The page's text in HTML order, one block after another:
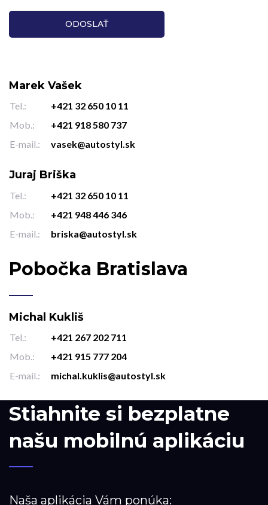
Marek Vašek
Tel.:
+421 32 650 10 11
Mob.:
+421 918 580 737
E-mail.:
vasek@autostyl.sk
Juraj Briška
Tel.:
+421 32 650 10 11
Mob.:
+421 948 446 346
E-mail.:
briska@autostyl.sk
Pobočka Bratislava
Michal Kukliš
Tel.:
+421 267 202 711
Mob.:
+421 915 777 204
E-mail.:
michal.kuklis@autostyl.sk
Stiahnite si bezplatne
našu mobilnú aplikáciu
Naša aplikácia Vám ponúka: